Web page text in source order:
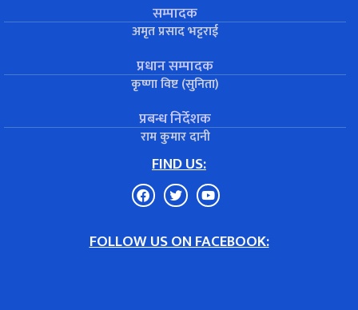
सम्पादक
अमृत प्रसाद भट्टराई
प्रधान सम्पादक
कृष्णा विष्ट (सुनिता)
प्रबन्ध निर्देशक
राम कुमार दानी
FIND US:
FOLLOW US ON FACEBOOK: